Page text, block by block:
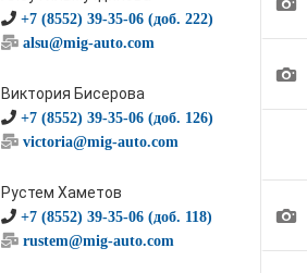
+7 (8552) 39-35-06 (доб. 222)
alsu@mig-auto.com
Виктория Бисерова
+7 (8552) 39-35-06 (доб. 126)
victoria@mig-auto.com
Рустем Хаметов
+7 (8552) 39-35-06 (доб. 118)
rustem@mig-auto.com
1
1